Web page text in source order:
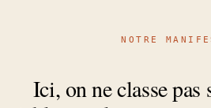
NOTRE
Ici, on ne classe pas